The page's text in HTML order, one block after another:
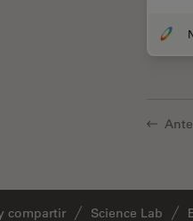
compartir Science Lab